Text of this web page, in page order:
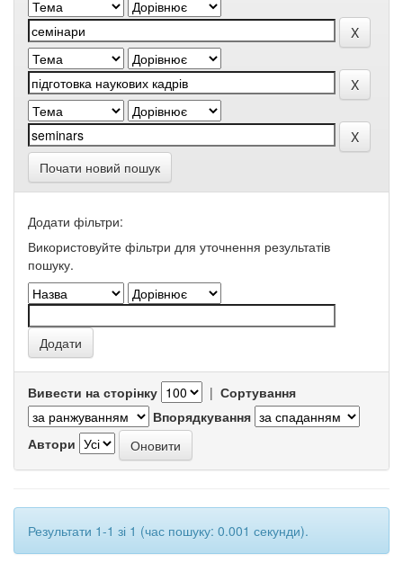
Почати новий пошук
Додати фільтри:
Використовуйте фільтри для уточнення результатів
пошуку.
Вивести на сторінку | Сортування
Впорядкування
Автори
Результати 1-1 зі 1 (час пошуку: 0.001 секунди).